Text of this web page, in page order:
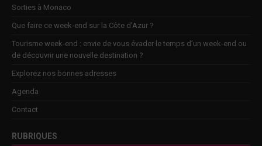
Sorties à Monaco
Que faire ce week-end sur la Côte d’Azur ?
Tourisme week-end : envie de vous évader le temps d’un week-end ou
de découvrir une nouvelle destination ?
Explorez nos bonnes adresses
Agenda
Contact
RUBRIQUES